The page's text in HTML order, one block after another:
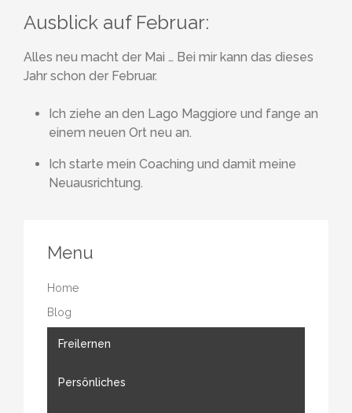
Ausblick auf Februar:
Alles neu macht der Mai … Bei mir kann das dieses
Jahr schon der Februar.
Ich ziehe an den Lago Maggiore und fange an
einem neuen Ort neu an.
Ich starte mein Coaching und damit meine
Neuausrichtung.
Menu
Home
Blog
Freilernen
Persönliches